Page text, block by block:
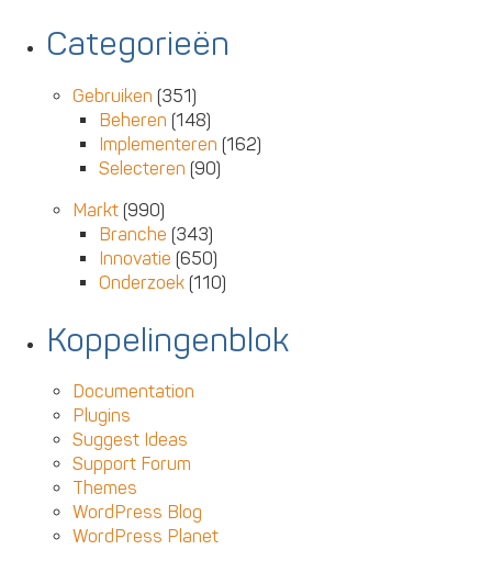
Categorieën
Gebruiken (351)
Beheren (148)
Implementeren (162)
Selecteren (90)
Markt (990)
Branche (343)
Innovatie (650)
Onderzoek (110)
Koppelingenblok
Documentation
Plugins
Suggest Ideas
Support Forum
Themes
WordPress Blog
WordPress Planet